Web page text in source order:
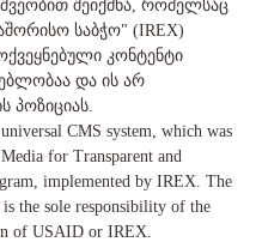
შეიქმნა, რომელსაც
საბჭო" (IREX)
კონტენტი
და ის არ
პოზიციას.
CMS system, which was
for Transparent and
implemented by IREX. The
the sole responsibility of the
of USAID or IREX.